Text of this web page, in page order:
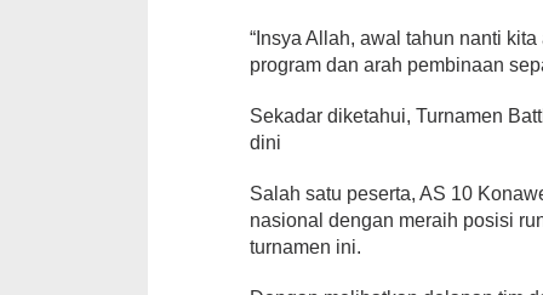
“Insya Allah, awal tahun nanti
program dan arah pembinaan
Sekadar diketahui, Turnamen
dini
Salah satu peserta, AS 10
nasional dengan meraih posisi
turnamen ini.